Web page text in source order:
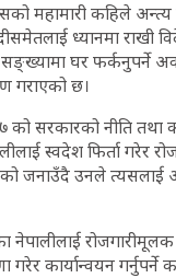
महामारी कहिले
ध्यानमा राखी
सङ्ख्यामा घर फर्कनुपर्ने
गराएको छ।
सरकारको नीति तथा
स्वदेश फिर्ता गरेर
जनाउँदै उनले त्यसलाई
नेपालीलाई
गरेर कार्यान्वयन गर्नुपर्ने